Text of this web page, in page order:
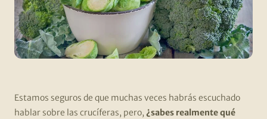
Estamos seguros de que muchas veces habrás escuchado
hablar sobre las crucíferas, pero, ¿sabes realmente qué